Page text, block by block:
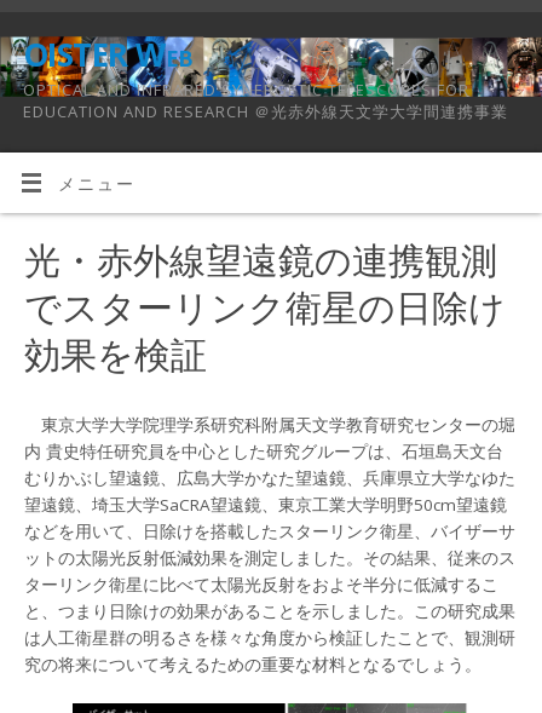
OISTER Web
OPTICAL AND INFRARED SYNERGETIC TELESCOPES FOR
EDUCATION AND RESEARCH ＠光赤外線天文学大学間連携事業
メニュー
光・赤外線望遠鏡の連携観測
でスターリンク衛星の日除け
効果を検証
東京大学大学院理学系研究科附属天文学教育研究センターの堀
内 貴史特任研究員を中心とした研究グループは、石垣島天文台
むりかぶし望遠鏡、広島大学かなた望遠鏡、兵庫県立大学なゆた
望遠鏡、埼玉大学SaCRA望遠鏡、東京工業大学明野50cm望遠鏡
などを用いて、日除けを搭載したスターリンク衛星、バイザーサ
ットの太陽光反射低減効果を測定しました。その結果、従来のス
ターリンク衛星に比べて太陽光反射をおよそ半分に低減するこ
と、つまり日除けの効果があることを示しました。この研究成果
は人工衛星群の明るさを様々な角度から検証したことで、観測研
究の将来について考えるための重要な材料となるでしょう。